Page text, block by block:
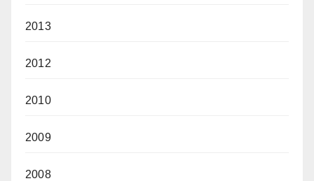
2013
2012
2010
2009
2008